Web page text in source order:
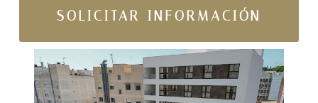
SOLICITAR INFORMACIÓN